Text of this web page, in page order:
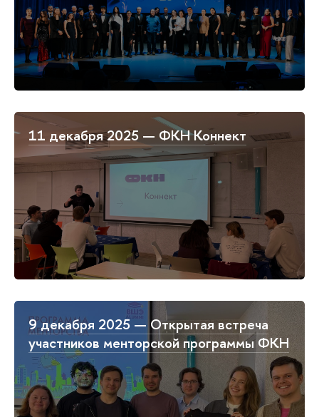
11 декабря 2025 — ФКН Коннект
9 декабря 2025 — Открытая встреча
участников менторской программы ФКН